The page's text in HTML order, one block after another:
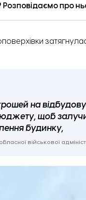
про
на
щоб
будинку,
військової